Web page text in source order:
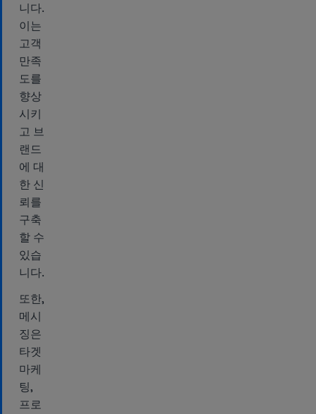
니다.
이는
고객
만족
도를
향상
시키
고 브
랜드
에 대
한 신
뢰를
구축
할 수
있습
니다.
또한,
메시
징은
타겟
마케
팅,
프로